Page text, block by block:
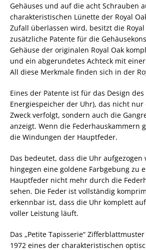
Gehäuses und auf die acht Schrauben
charakteristischen Lünette der Royal
Zufall überlassen wird, besitzt die Royal
zusätzliche Patente für die
Gehäuse der originalen Royal Oak
und ein abgerundetes Achteck mit
All diese Merkmale finden sich in der
Eines der Patente ist für das Design
Energiespeicher der Uhr), das nicht
Zweck verfolgt, sondern auch die
anzeigt. Wenn die Federhauskammern
die Windungen der Hauptfeder.
Das bedeutet, dass die Uhr aufgezogen
hingegen eine goldene Farbgebung zu
Hauptfeder nicht mehr durch die
sehen. Die Feder ist vollständig
erkennbar ist, dass die Uhr komplett
voller Leistung läuft.
Das „Petite Tapisserie“
1972 eines der charakteristischen